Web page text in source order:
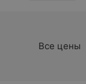
Все цены